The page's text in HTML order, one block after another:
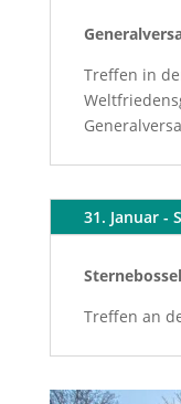
Treffen in
31. Januar -
Treffen an